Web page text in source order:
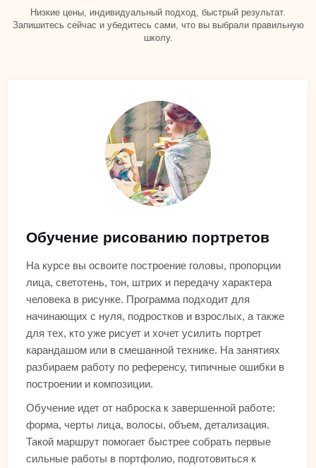
Низкие цены, индивидуальный подход, быстрый результат.
Запишитесь сейчас и убедитесь сами, что вы выбрали правильную
школу.
Обучение рисованию портретов
На курсе вы освоите построение головы, пропорции
лица, светотень, тон, штрих и передачу характера
человека в рисунке. Программа подходит для
начинающих с нуля, подростков и взрослых, а также
для тех, кто уже рисует и хочет усилить портрет
карандашом или в смешанной технике. На занятиях
разбираем работу по референсу, типичные ошибки в
построении и композиции.
Обучение идет от наброска к завершенной работе:
форма, черты лица, волосы, объем, детализация.
Такой маршрут помогает быстрее собрать первые
сильные работы в портфолио, подготовиться к